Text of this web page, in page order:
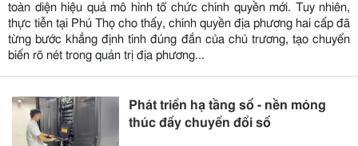
toàn diện hiệu quả mô hình tổ chức chính quyền mới. Tuy nhiên,
thực tiễn tại Phú Thọ cho thấy, chính quyền địa phương hai cấp đã
từng bước khẳng định tính đúng đắn của chủ trương, tạo chuyển
biến rõ nét trong quản trị địa phương...
Phát triển hạ tầng số - nền móng
thúc đẩy chuyển đổi số